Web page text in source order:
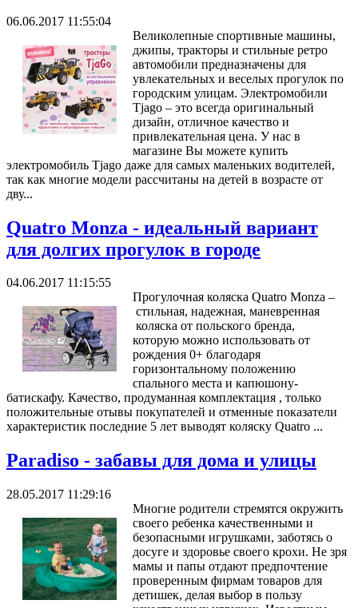
06.06.2017 11:55:04
Великолепные спортивные машины,
джипы, тракторы и стильные ретро
автомобили предназначены для
увлекательных и веселых прогулок по
городским улицам. Электромобили
Tjago – это всегда оригинальный
дизайн, отличное качество и
привлекательная цена. У нас в
магазине Вы можете купить
электромобиль Tjago даже для самых маленьких водителей,
так как многие модели рассчитаны на детей в возрасте от
дву...
Quatro Monza - идеальный вариант
для долгих прогулок в городе
04.06.2017 11:15:55
Прогулочная коляска Quatro Monza –
стильная, надежная, маневренная
коляска от польского бренда,
которую можно использовать от
рождения 0+ благодаря
горизонтальному положению
спального места и капюшону-
батискафу. Качество, продуманная комплектация , только
положительные отывы покупателей и отменные показатели
характеристик последние 5 лет выводят коляску Quatro ...
Paradiso - забавы для дома и улицы
28.05.2017 11:29:16
Многие родители стремятся окружить
своего ребенка качественными и
безопасными игрушками, заботясь о
досуге и здоровье своего крохи. Не зря
мамы и папы отдают предпочтение
проверенным фирмам товаров для
детишек, делая выбор в пользу